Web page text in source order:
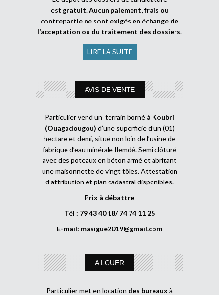
est gratuit.Aucun paiement, frais ou
contrepartie ne sont exigés en échange de
l’acceptation ou du traitement des dossiers.
LIRE LA SUITE
AVIS DE VENTE
Particulier vend un terrain borné à Koubri
(Ouagadougou) d’une superficie d’un (01)
hectare et demi, situé non loin de l’usine de
fabrique d’eau minérale Ilemdé. Semi clôturé
avec des poteaux en béton armé et abritant
une maisonnette de vingt tôles. Attestation
d’attribution et plan cadastral disponibles.
Prix à débattre
Tél : 79 43 40 18/ 74 74 11 25
E-mail: masigue2019@gmail.com
A LOUER
Particulier met en location des bureaux à